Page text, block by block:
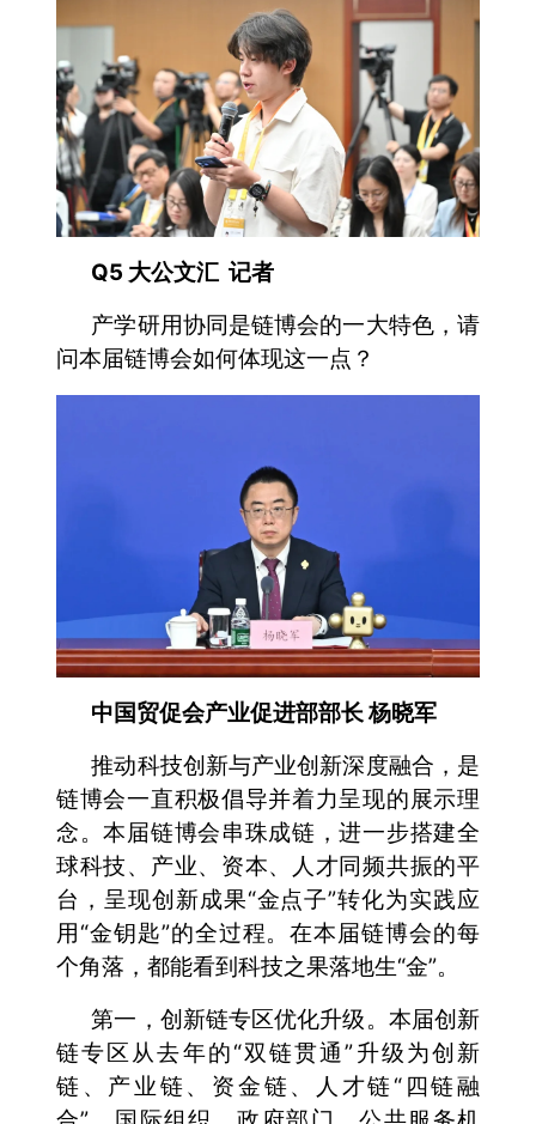
Q5 大公文汇 记者
产学研用协同是链博会的一大特色，请
问本届链博会如何体现这一点？
中国贸促会产业促进部部长 杨晓军
推动科技创新与产业创新深度融合，是
链博会一直积极倡导并着力呈现的展示理
念。本届链博会串珠成链，进一步搭建全
球科技、产业、资本、人才同频共振的平
台，呈现创新成果“金点子”转化为实践应
用“金钥匙”的全过程。在本届链博会的每
个角落，都能看到科技之果落地生“金”。
第一，创新链专区优化升级。本届创新
链专区从去年的“双链贯通”升级为创新
链、产业链、资金链、人才链“四链融